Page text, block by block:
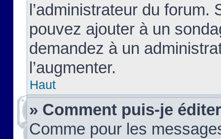
l’administrateur du forum.
pouvez ajouter à un
demandez à un
l’augmenter.
Haut
» Comment puis-je
Comme pour les